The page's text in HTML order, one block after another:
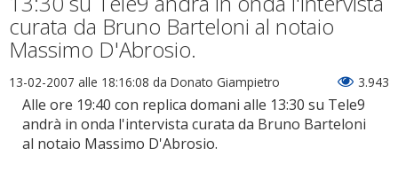
curata da Bruno Barteloni al notaio
Massimo D'Abrosio.
13-02-2007 alle 18:16:08 da Donato Giampietro 3.943
Alle ore 19:40 con replica domani alle 13:30 su Tele9
andrà in onda l'intervista curata da Bruno Barteloni
al notaio Massimo D'Abrosio.